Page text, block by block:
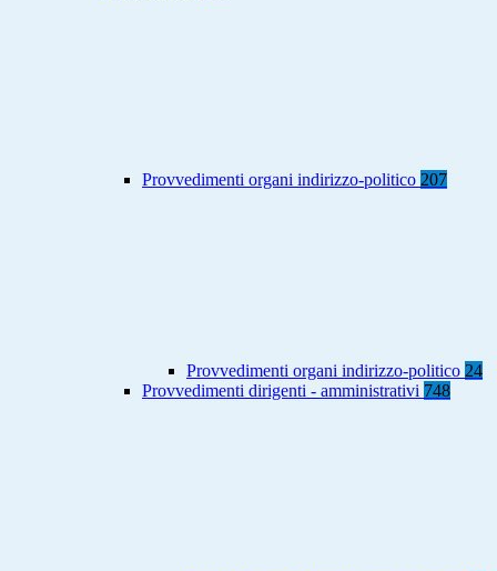
Provvedimenti organi indirizzo-politico 207
Provvedimenti organi indirizzo-politico 24
Provvedimenti dirigenti - amministrativi 748